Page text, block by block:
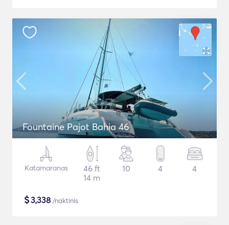
Fountaine Pajot Bahia 46
Katamaranas
46 ft
14 m
10 4 4
$3,338 /naktinis